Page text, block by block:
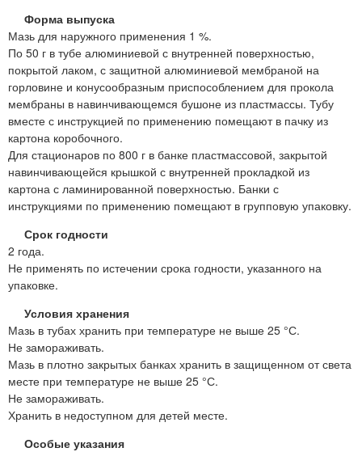
Форма выпуска
Мазь для наружного применения 1 %.
По 50 г в тубе алюминиевой с внутренней поверхностью,
покрытой лаком, с защитной алюминиевой мембраной на
горловине и конусообразным приспособлением для прокола
мембраны в навинчивающемся бушоне из пластмассы. Тубу
вместе с инструкцией по применению помещают в пачку из
картона коробочного.
Для стационаров по 800 г в банке пластмассовой, закрытой
навинчивающейся крышкой с внутренней прокладкой из
картона с ламинированной поверхностью. Банки с
инструкциями по применению помещают в групповую упаковку.
Срок годности
2 года.
Не применять по истечении срока годности, указанного на
упаковке.
Условия хранения
Мазь в тубах хранить при температуре не выше 25 °С.
Не замораживать.
Мазь в плотно закрытых банках хранить в защищенном от света
месте при температуре не выше 25 °С.
Не замораживать.
Хранить в недоступном для детей месте.
Особые указания